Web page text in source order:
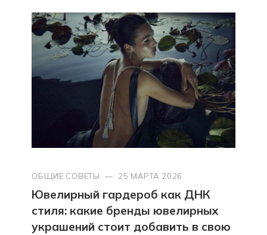
ОБЩИЕ СОВЕТЫ — 25 МАРТА 2026
Ювелирный гардероб как ДНК
стиля: какие бренды ювелирных
украшений стоит добавить в свою